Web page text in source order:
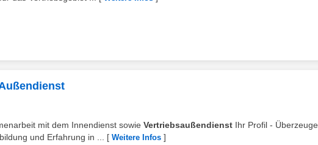
mit dem Innendienst sowie Vertriebsaußendienst Ihr Profil -
und Erfahrung in ...
[ Weitere Infos ]